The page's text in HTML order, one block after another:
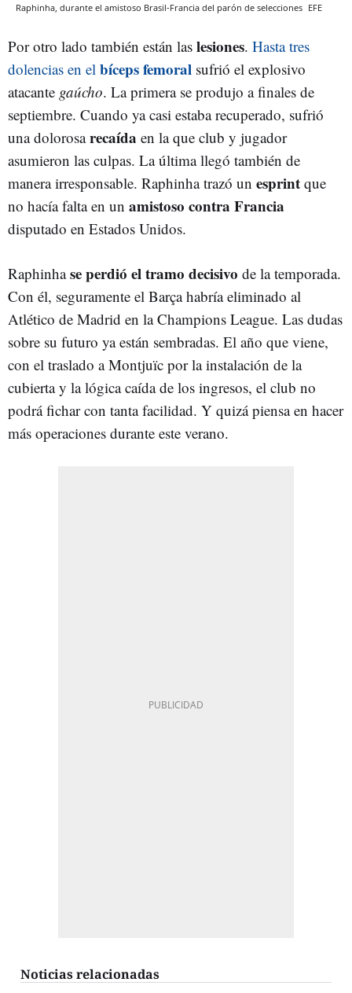
Raphinha, durante el amistoso Brasil-Francia del parón de selecciones EFE
Por otro lado también están las lesiones. Hasta tres
dolencias en el bíceps femoral sufrió el explosivo
atacante gaúcho. La primera se produjo a finales de
septiembre. Cuando ya casi estaba recuperado, sufrió
una dolorosarecaída en la que club y jugador
asumieron las culpas. La última llegó también de
manera irresponsable. Raphinha trazó un esprint que
no hacía falta en un amistoso contra Francia
disputado en Estados Unidos.
Raphinhase perdió el tramo decisivo de la temporada.
Con él, seguramente el Barça habría eliminado al
Atlético de Madrid en la Champions League. Las dudas
sobre su futuro ya están sembradas. El año que viene,
con el traslado a Montjuïc por la instalación de la
cubierta y la lógica caída de los ingresos, el club no
podrá fichar con tanta facilidad. Y quizá piensa en hacer
más operaciones durante este verano.
Noticias relacionadas